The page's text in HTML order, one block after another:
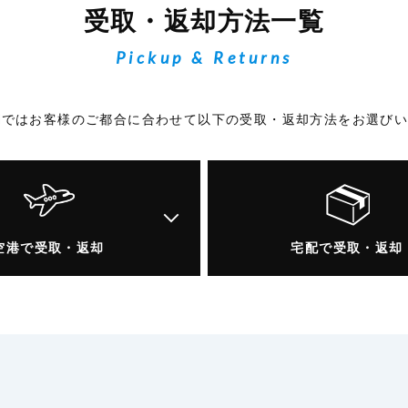
受取・返却方法一覧
Pickup & Returns
はお客様のご都合に合わせて以下の受取・返却方法をお選びい
港で受取・返却 宅配で受取・返却